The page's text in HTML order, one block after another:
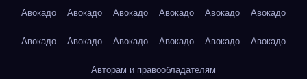
Авокадо Авокадо Авокадо Авокадо Авокадо Авокадо
Авокадо Авокадо Авокадо Авокадо Авокадо Авокадо
Авторам и правообладателям